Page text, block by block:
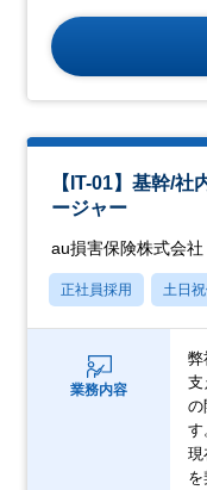
【IT-01】基幹/
ージャー
au損害保険株式会社
正社員採用 土日
業務内容
弊
支
の
す
現